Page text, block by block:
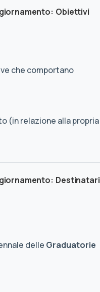
Obiettivi
che comportano
(in relazione alla propria
Destinatari
delle Graduatorie